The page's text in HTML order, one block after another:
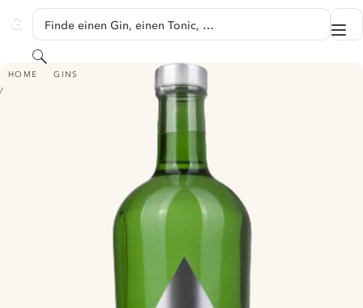
GINVENTORY
Finde einen Gin, einen Tonic, …
Suchen
HOME GINS
KECKEIS LONDON DRY GIN